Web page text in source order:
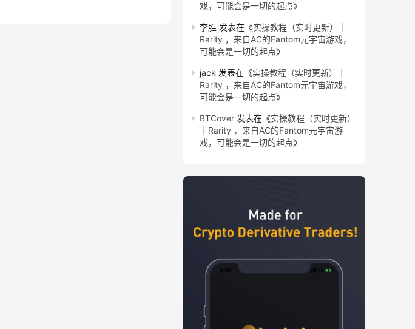
戏，可能会是一切的起点》
李胜 发表在《实操教程（实时更新）｜
Rarity ，来自AC的Fantom元宇宙游戏，
可能会是一切的起点》
jack 发表在《实操教程（实时更新）｜
Rarity ，来自AC的Fantom元宇宙游戏，
可能会是一切的起点》
BTCover 发表在《实操教程（实时更新）
｜Rarity ，来自AC的Fantom元宇宙游
戏，可能会是一切的起点》